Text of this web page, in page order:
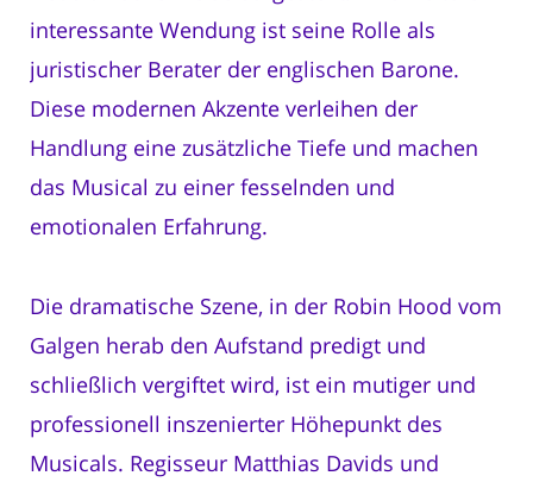
interessante Wendung ist seine Rolle als
juristischer Berater der englischen Barone.
Diese modernen Akzente verleihen der
Handlung eine zusätzliche Tiefe und machen
das Musical zu einer fesselnden und
emotionalen Erfahrung.
Die dramatische Szene, in der Robin Hood vom
Galgen herab den Aufstand predigt und
schließlich vergiftet wird, ist ein mutiger und
professionell inszenierter Höhepunkt des
Musicals. Regisseur Matthias Davids und